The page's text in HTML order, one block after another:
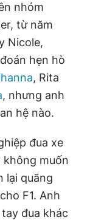
nhóm
từ năm
Nicole,
hẹn hò
, Rita
, nhưng anh
hệ nào.
đua xe
không muốn
lại quãng
F1. Anh
đua khác